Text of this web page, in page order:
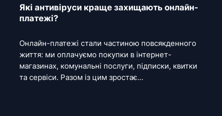
Які антивіруси краще захищають онлайн-
платежі?
Онлайн-платежі стали частиною повсякденного
життя: ми оплачуємо покупки в інтернет-
магазинах, комунальні послуги, підписки, квитки
та сервіси. Разом із цим зростає…